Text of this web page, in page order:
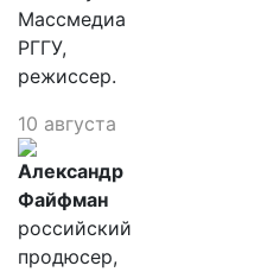
Массмедиа
РГГУ,
режиссер.
10 августа
Александр
Файфман
российский
продюсер,